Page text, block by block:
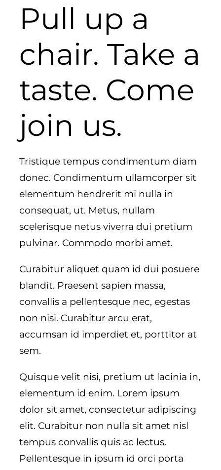
Pull up a
chair. Take a
taste. Come
join us.
Tristique tempus condimentum diam
donec. Condimentum ullamcorper sit
elementum hendrerit mi nulla in
consequat, ut. Metus, nullam
scelerisque netus viverra dui pretium
pulvinar. Commodo morbi amet.
Curabitur aliquet quam id dui posuere
blandit. Praesent sapien massa,
convallis a pellentesque nec, egestas
non nisi. Curabitur arcu erat,
accumsan id imperdiet et, porttitor at
sem.
Quisque velit nisi, pretium ut lacinia in,
elementum id enim. Lorem ipsum
dolor sit amet, consectetur adipiscing
elit. Curabitur non nulla sit amet nisl
tempus convallis quis ac lectus.
Pellentesque in ipsum id orci porta